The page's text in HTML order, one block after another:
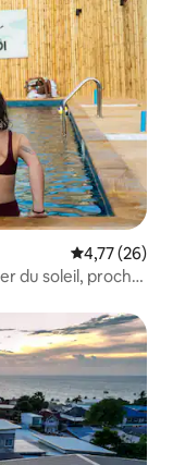
Évaluation
4,77 (26)
du soleil, proche